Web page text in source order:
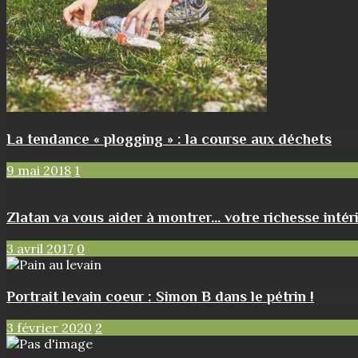
La tendance « plogging » : la course aux déchets
9 mai 2018 1
Zlatan va vous aider à montrer… votre richesse
3 avril 2017 0
Portrait levain coeur : Simon B dans le pétrin !
3 février 2020 2